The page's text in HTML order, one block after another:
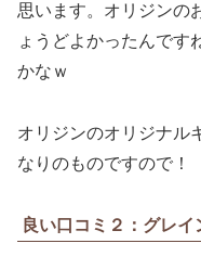
思います。オリジンの
ょうどよかったんです
かなｗ
オリジンのオリジナル
なりのものですので！
良い口コミ２：グレ